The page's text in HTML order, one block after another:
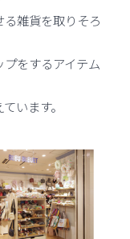
雑貨を取りそろ
をするアイテム
います。